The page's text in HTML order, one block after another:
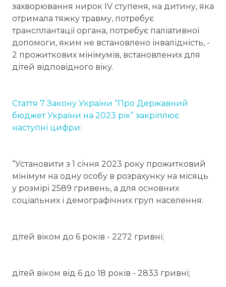
захворювання нирок IV ступеня, на дитину, яка
отримала тяжку травму, потребує
трансплантації органа, потребує паліативної
допомоги, яким не встановлено інвалідність, -
2 прожиткових мінімумів, встановлених для
дітей відповідного віку.
Стаття 7 Закону України “Про Державний
бюджет України на 2023 рік” закріплює
наступні цифри:
“Установити з 1 січня 2023 року прожитковий
мінімум на одну особу в розрахунку на місяць
у розмірі 2589 гривень, а для основних
соціальних і демографічних груп населення:
дітей віком до 6 років - 2272 гривні;
дітей віком від 6 до 18 років - 2833 гривні;